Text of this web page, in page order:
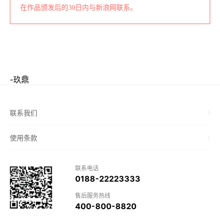
在作品颁发后的30日内与新浪网联系。
-玖鼎
联系我们
使用条款
联系电话
0188-22223333
售后服务热线
400-800-8820